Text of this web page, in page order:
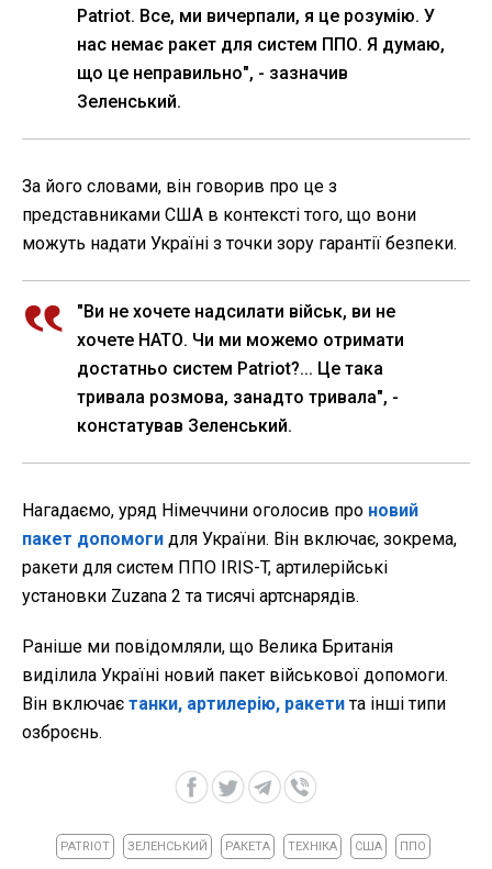
Patriot. Все, ми вичерпали, я це розумію. У
нас немає ракет для систем ППО. Я думаю,
що це неправильно", - зазначив
Зеленський.
За його словами, він говорив про це з
представниками США в контексті того, що вони
можуть надати Україні з точки зору гарантії безпеки.
"Ви не хочете надсилати військ, ви не
хочете НАТО. Чи ми можемо отримати
достатньо систем Patriot?... Це така
тривала розмова, занадто тривала", -
констатував Зеленський.
Нагадаємо, уряд Німеччини оголосив про новий
пакет допомоги для України. Він включає, зокрема,
ракети для систем ППО IRIS-T, артилерійські
установки Zuzana 2 та тисячі артснарядів.
Раніше ми повідомляли, що Велика Британія
виділила Україні новий пакет військової допомоги.
Він включає танки, артилерію, ракетита інші типи
озброєнь.
PATRIOT ЗЕЛЕНСЬКИЙ РАКЕТА ТЕХНІКА США ППО